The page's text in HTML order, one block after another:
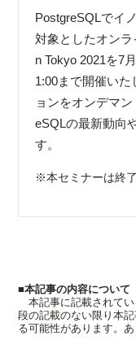
PostgreSQLでイ
対象としたオン
n Tokyo 2021を7
1:00まで開催い
ョンをオンデマ
eSQLの最新動向
す。
※本セミナーは終了
■本記事の内容について
本記事に記載されてい
段の記載のない限り本
る可能性があります。